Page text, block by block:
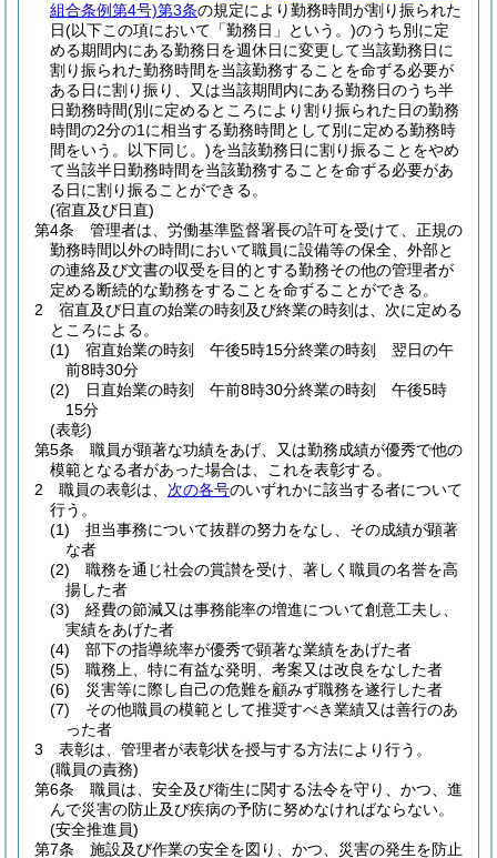
組合条例第4号)第3条の規定により勤務時間が割り振られた
日(以下この項において「勤務日」という。)のうち別に定
める期間内にある勤務日を週休日に変更して当該勤務日に
割り振られた勤務時間を当該勤務することを命ずる必要が
ある日に割り振り、又は当該期間内にある勤務日のうち半
日勤務時間(別に定めるところにより割り振られた日の勤務
時間の2分の1に相当する勤務時間として別に定める勤務時
間をいう。以下同じ。)を当該勤務日に割り振ることをやめ
て当該半日勤務時間を当該勤務することを命ずる必要があ
る日に割り振ることができる。
(宿直及び日直)
第4条
管理者は、労働基準監督署長の許可を受けて、正規の
勤務時間以外の時間において職員に設備等の保全、外部と
の連絡及び文書の収受を目的とする勤務その他の管理者が
定める断続的な勤務をすることを命ずることができる。
2
宿直及び日直の始業の時刻及び終業の時刻は、次に定める
ところによる。
(1)
宿直始業の時刻 午後5時15分終業の時刻 翌日の午
前8時30分
(2)
日直始業の時刻 午前8時30分終業の時刻 午後5時
15分
(表彰)
第5条
職員が顕著な功績をあげ、又は勤務成績が優秀で他の
模範となる者があった場合は、これを表彰する。
2
職員の表彰は、 次の各号のいずれかに該当する者について
行う。
(1)
担当事務について抜群の努力をなし、その成績が顕著
な者
(2)
職務を通じ社会の賞讃を受け、著しく職員の名誉を高
揚した者
(3)
経費の節減又は事務能率の増進について創意工夫し、
実績をあげた者
(4)
部下の指導統率が優秀で顕著な業績をあげた者
(5)
職務上、特に有益な発明、考案又は改良をなした者
(6)
災害等に際し自己の危難を顧みず職務を遂行した者
(7)
その他職員の模範として推奨すべき業績又は善行のあ
った者
3
表彰は、管理者が表彰状を授与する方法により行う。
(職員の責務)
第6条
職員は、安全及び衛生に関する法令を守り、かつ、進
んで災害の防止及び疾病の予防に努めなければならない。
(安全推進員)
第7条
施設及び作業の安全を図り、かつ、災害の発生を防止